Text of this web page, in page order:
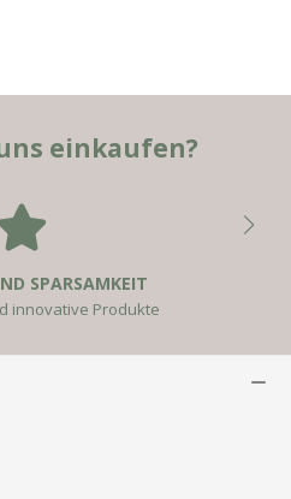
einkaufen?
SPARSAMKEIT
innovative Produkte